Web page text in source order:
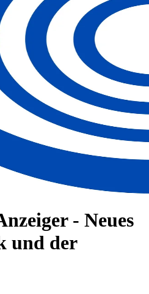
- Neues
und der